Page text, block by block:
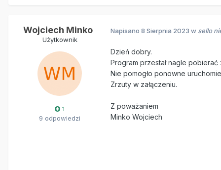
Wojciech Minko
Użytkownik
1
9 odpowiedzi
Napisano 8 Sierpnia 2023 w sello
Dzień dobry.
Program przestał nagle pobierać
Nie pomogło ponowne
Zrzuty w załączeniu.
Z poważaniem
Minko Wojciech